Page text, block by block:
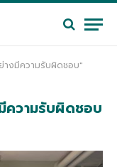
างมีความรับผิดชอบ"
ความรับผิดชอบ